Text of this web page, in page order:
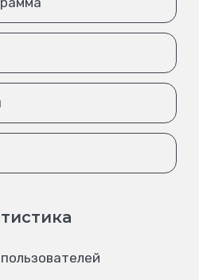
пользователей